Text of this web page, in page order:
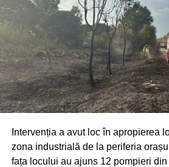
În dosar este cercetat în stare de
Republicii Moldova, în vârstă de 38
Oamenii legii continuă acțiunile
circumstanțelor și identificarea
implicate.
Intervenția a avut loc în apropierea
zona industrială de la periferia
fața locului au ajuns 12 pompieri din